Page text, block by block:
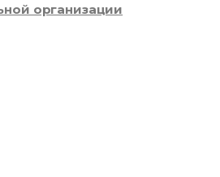
организации